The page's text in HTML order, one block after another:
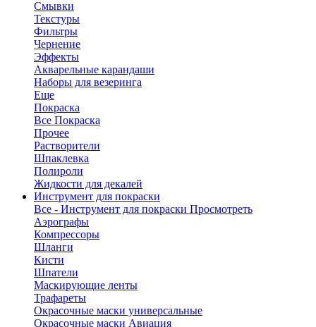
Смывки
Текстуры
Фильтры
Чернение
Эффекты
Акварельные карандаши
Наборы для везеринга
Еще
Покраска
Все Покраска
Прочее
Растворители
Шпаклевка
Полироли
Жидкости для декалей
Инструмент для покраски
Все - Инструмент для покраски Просмотреть
Аэрографы
Компрессоры
Шланги
Кисти
Шпатели
Маскирующие ленты
Трафареты
Окрасочные маски универсальные
Окрасочные маски Авиация